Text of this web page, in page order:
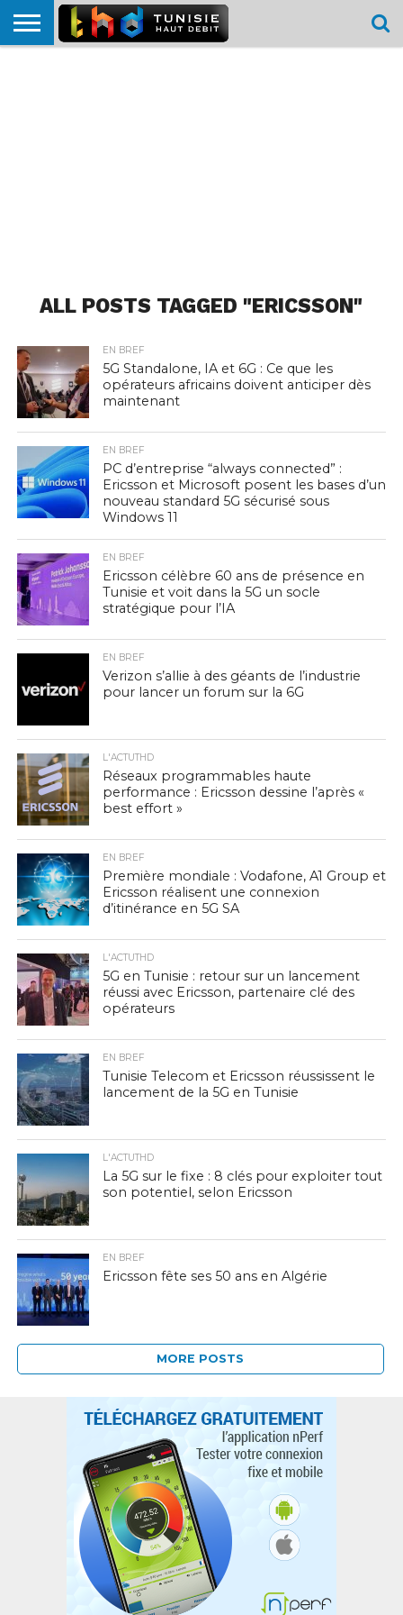
ALL POSTS TAGGED "ERICSSON"
EN BREF
5G Standalone, IA et 6G : Ce que les
opérateurs africains doivent anticiper dès
maintenant
EN BREF
PC d’entreprise “always connected” :
Ericsson et Microsoft posent les bases d’un
nouveau standard 5G sécurisé sous
Windows 11
EN BREF
Ericsson célèbre 60 ans de présence en
Tunisie et voit dans la 5G un socle
stratégique pour l’IA
EN BREF
Verizon s’allie à des géants de l’industrie
pour lancer un forum sur la 6G
L'ACTUTHD
Réseaux programmables haute
performance : Ericsson dessine l’après «
best effort »
EN BREF
Première mondiale : Vodafone, A1 Group et
Ericsson réalisent une connexion
d’itinérance en 5G SA
L'ACTUTHD
5G en Tunisie : retour sur un lancement
réussi avec Ericsson, partenaire clé des
opérateurs
EN BREF
Tunisie Telecom et Ericsson réussissent le
lancement de la 5G en Tunisie
L'ACTUTHD
La 5G sur le fixe : 8 clés pour exploiter tout
son potentiel, selon Ericsson
EN BREF
Ericsson fête ses 50 ans en Algérie
MORE POSTS